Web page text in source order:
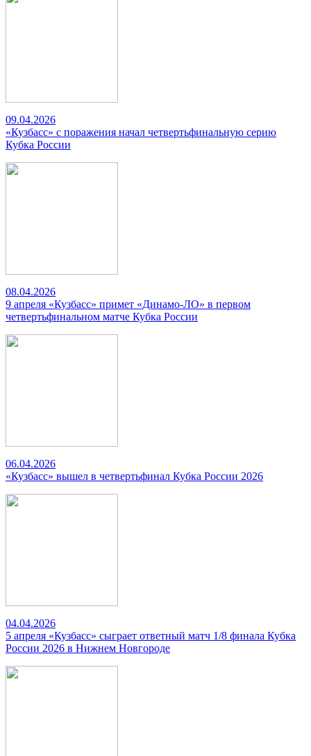
09.04.2026
«Кузбасс» с поражения начал четвертьфинальную серию
Кубка России
08.04.2026
9 апреля «Кузбасс» примет «Динамо-ЛО» в первом
четвертьфинальном матче Кубка России
06.04.2026
«Кузбасс» вышел в четвертьфинал Кубка России 2026
04.04.2026
5 апреля «Кузбасс» сыграет ответный матч 1/8 финала Кубка
России 2026 в Нижнем Новгороде